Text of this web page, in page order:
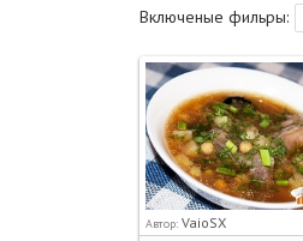
Включеные фильры:
Автор: VaioSX